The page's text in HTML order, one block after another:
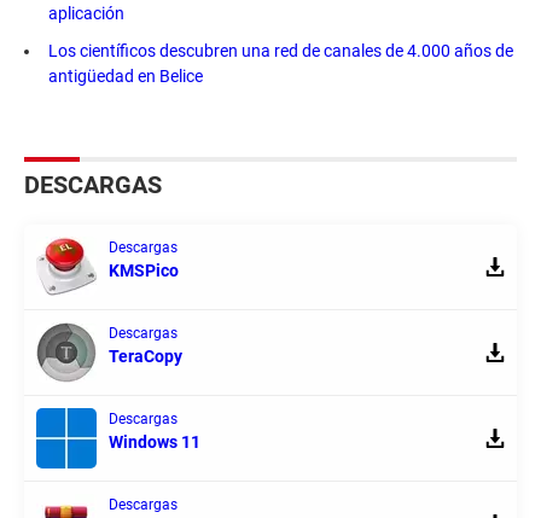
aplicación
Los científicos descubren una red de canales de 4.000 años de
antigüedad en Belice
DESCARGAS
Descargas
KMSPico
Descargas
TeraCopy
Descargas
Windows 11
Descargas